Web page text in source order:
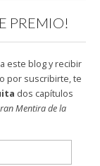
PREMIO!
este blog y recibir
por suscribirte, te
dos capítulos
Mentira de la